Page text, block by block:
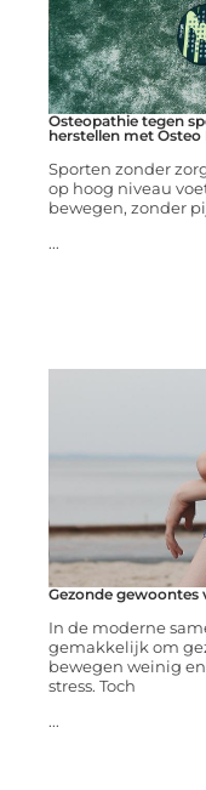
Osteopathie tegen
herstellen met Osteo
Sporten zonder
op hoog niveau
bewegen, zonder
...
Gezonde gewoontes
In de moderne
gemakkelijk om
bewegen weinig
stress. Toch
...